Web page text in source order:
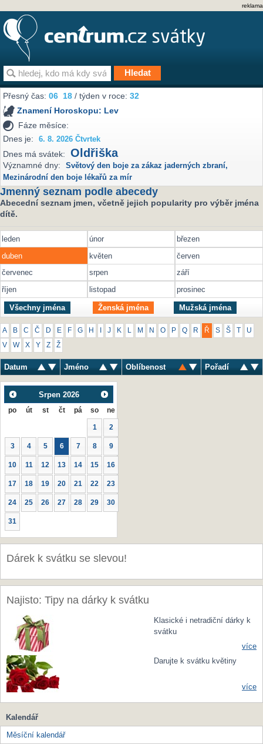
reklama
Přesný čas:06 18 / týden v roce:32
Znamení Horoskopu: Lev
Fáze měsíce:
Dnes je:
6. 8. 2026 Čtvrtek
Dnes má svátek: Oldřiška
Významné dny: Světový den boje za zákaz jaderných zbraní,
Mezinárodní den boje lékařů za mír
Jmenný seznam podle abecedy
Abecední seznam jmen, včetně jejich popularity pro výběr jména
dítě.
leden únor
březen
duben
květen
červen
červenec
srpen
září
říjen
listopad prosinec
Všechny jména Ženská jména Mužská jména
A B C Č D E F G H J K M N O P Q R Ř S Š U
V W X Y Z Ž
Datum Jméno Oblíbenost Pořadí
Srpen 2026
po út st čt pá so ne
1 2
3 4 5 6 7 8 9
10 11 12 13 14 15 16
17 18 19 20 21 22 23
24 25 26 27 28 29 30
31
Dárek k svátku se slevou!
Najisto: Tipy na dárky k svátku
Klasické i netradiční dárky k
svátku
více
Darujte k svátku květiny
více
Kalendář
Měsíční kalendář